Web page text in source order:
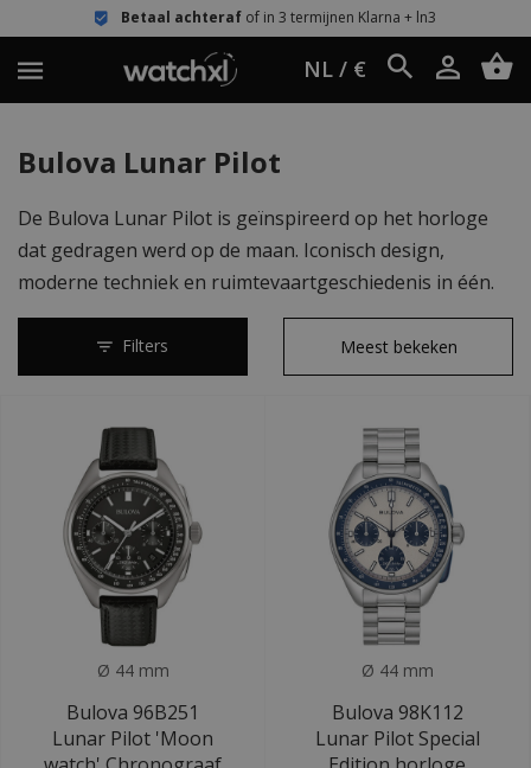
Betaal achterafof in 3 termijnen Klarna + ln3
NL / €
Bulova Lunar Pilot
De Bulova Lunar Pilot is geïnspireerd op het horloge
dat gedragen werd op de maan. Iconisch design,
moderne techniek en ruimtevaartgeschiedenis in één.
Filters
Ø 44 mm
Bulova 96B251
Lunar Pilot 'Moon
Ø 44 mm
Bulova 98K112
Lunar Pilot Special